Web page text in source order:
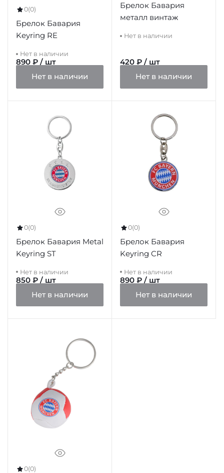
0(0)
Брелок Бавария
Keyring RE
Нет в наличии
890 ₽ / шт
Нет в наличии
Брелок Бавария
металл винтаж
Нет в наличии
420 ₽ / шт
Нет в наличии
0(0)
Брелок Бавария Metal
Keyring ST
Нет в наличии
850 ₽ / шт
Нет в наличии
0(0)
Брелок Бавария
Keyring CR
Нет в наличии
890 ₽ / шт
Нет в наличии
0(0)